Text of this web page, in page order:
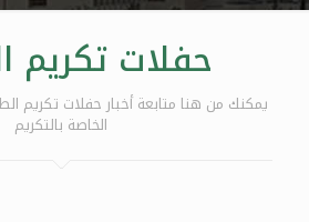
حفلات تكريم
يمكنك من هنا متابعة أخبار حفلات تكريم
الخاصة بالتكريم